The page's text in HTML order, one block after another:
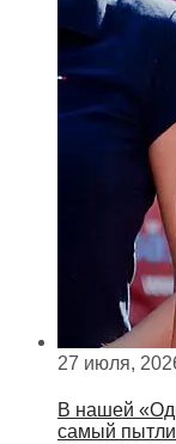
27 июля,
В нашей
самый